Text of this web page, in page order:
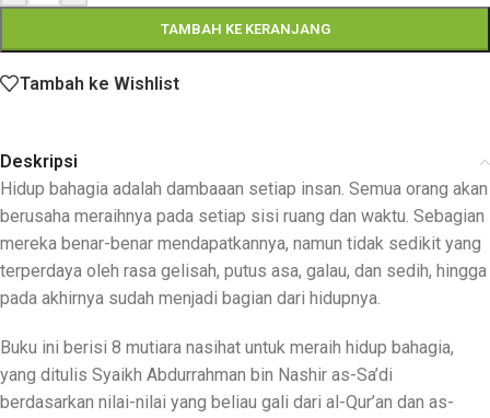
TAMBAH KE KERANJANG
Tambah ke Wishlist
Deskripsi
Hidup bahagia adalah dambaaan setiap insan. Semua orang akan
berusaha meraihnya pada setiap sisi ruang dan waktu. Sebagian
mereka benar-benar mendapatkannya, namun tidak sedikit yang
terperdaya oleh rasa gelisah, putus asa, galau, dan sedih, hingga
pada akhirnya sudah menjadi bagian dari hidupnya.
Buku ini berisi 8 mutiara nasihat untuk meraih hidup bahagia,
yang ditulis Syaikh Abdurrahman bin Nashir as-Sa’di
berdasarkan nilai-nilai yang beliau gali dari al-Qur’an dan as-